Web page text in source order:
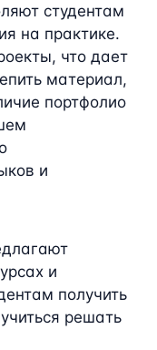
студентам
на практике.
что дает
материал,
портфолио
и
и
получить
решать